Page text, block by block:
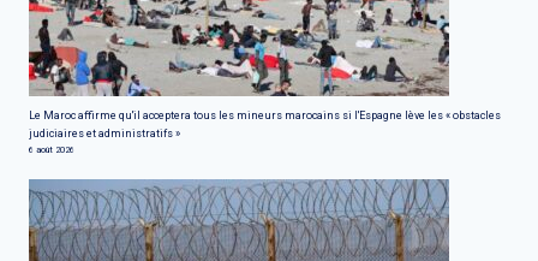
Le Maroc affirme qu'il acceptera tous les mineurs marocains si l'Espagne lève les « obstacles
judiciaires et administratifs »
6 août 2026